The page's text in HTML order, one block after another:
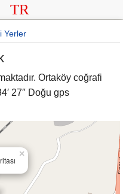
TR
Yerler
Ortaköy coğrafi
27″ Doğu gps
×